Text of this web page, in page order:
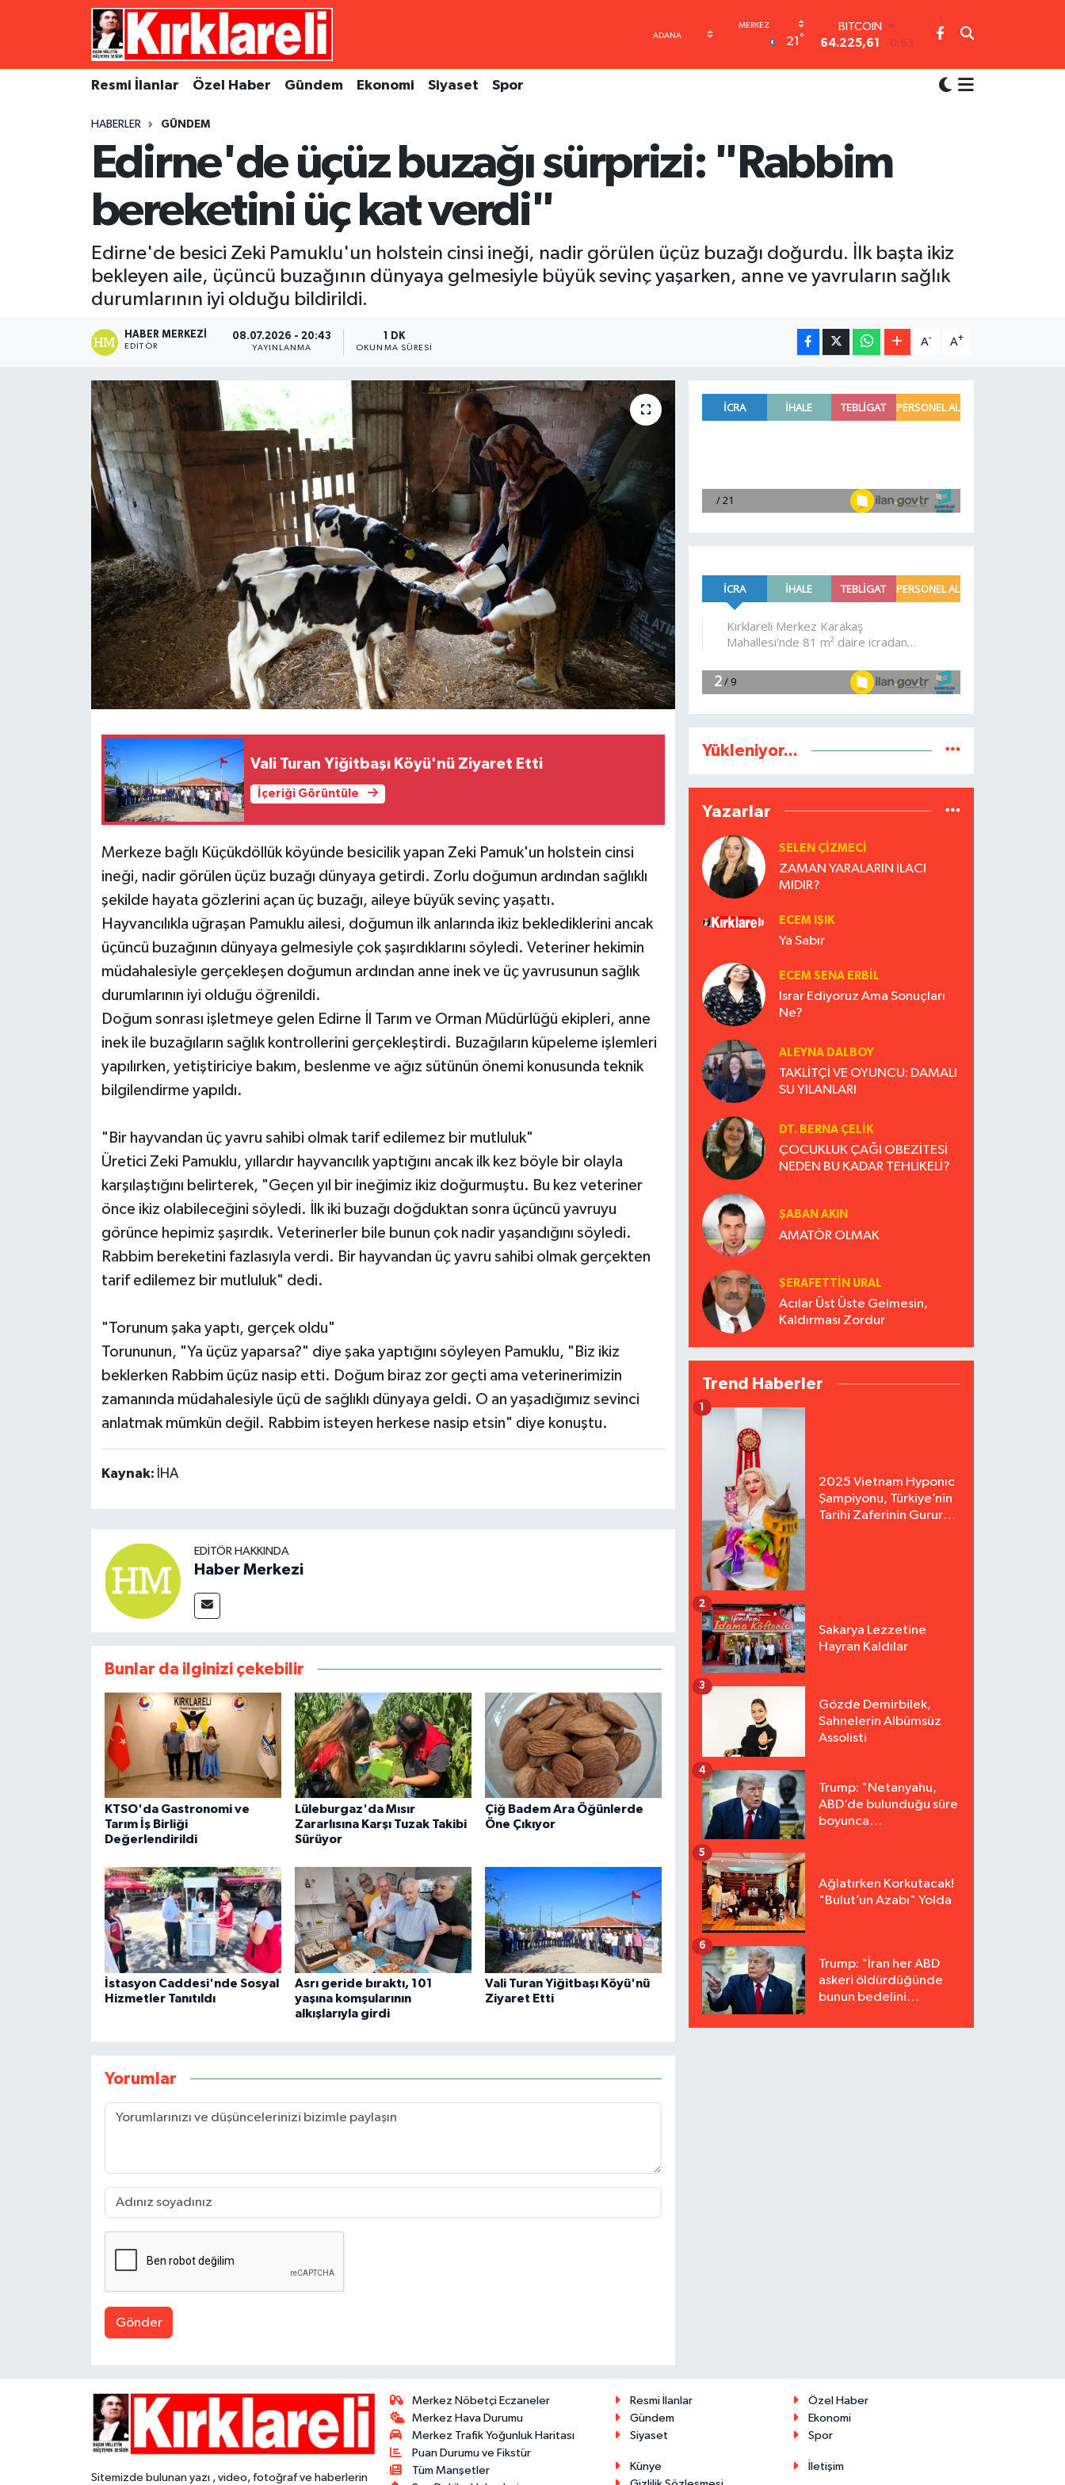
21 °
DOLAR
47,6704
0
EURO
6510.40
BİST100
Resmi İlanlar Özel Haber Gündem Ekonomi Siyaset Spor
HABERLER GÜNDEM
Edirne'de üçüz buzağı sürprizi: "Rabbim
bereketini üç kat verdi"
Edirne'de besici Zeki Pamuklu'un holstein cinsi ineği, nadir görülen üçüz buzağı doğurdu. İlk başta ikiz
bekleyen aile, üçüncü buzağının dünyaya gelmesiyle büyük sevinç yaşarken, anne ve yavruların sağlık
durumlarının iyi olduğu bildirildi.
HABER MERKEZI
EDITÖR
08.07.2026 - 20:43
YAYINLANMA
1 DK
OKUNMA SÜRESI
A- A+
Vali Turan Yiğitbaşı Köyü'nü Ziyaret Etti
İçeriği Görüntüle
Merkeze bağlı Küçükdöllük köyünde besicilik yapan Zeki Pamuk'un holstein cinsi
ineği, nadir görülen üçüz buzağı dünyaya getirdi. Zorlu doğumun ardından sağlıklı
şekilde hayata gözlerini açan üç buzağı, aileye büyük sevinç yaşattı.
Hayvancılıkla uğraşan Pamuklu ailesi, doğumun ilk anlarında ikiz beklediklerini ancak
üçüncü buzağının dünyaya gelmesiyle çok şaşırdıklarını söyledi. Veteriner hekimin
müdahalesiyle gerçekleşen doğumun ardından anne inek ve üç yavrusunun sağlık
durumlarının iyi olduğu öğrenildi.
Doğum sonrası işletmeye gelen Edirne İl Tarım ve Orman Müdürlüğü ekipleri, anne
inek ile buzağıların sağlık kontrollerini gerçekleştirdi. Buzağıların küpeleme işlemleri
yapılırken, yetiştiriciye bakım, beslenme ve ağız sütünün önemi konusunda teknik
bilgilendirme yapıldı.
"Bir hayvandan üç yavru sahibi olmak tarif edilemez bir mutluluk"
Üretici Zeki Pamuklu, yıllardır hayvancılık yaptığını ancak ilk kez böyle bir olayla
karşılaştığını belirterek, "Geçen yıl bir ineğimiz ikiz doğurmuştu. Bu kez veteriner
önce ikiz olabileceğini söyledi. İlk iki buzağı doğduktan sonra üçüncü yavruyu
görünce hepimiz şaşırdık. Veterinerler bile bunun çok nadir yaşandığını söyledi.
Rabbim bereketini fazlasıyla verdi. Bir hayvandan üç yavru sahibi olmak gerçekten
tarif edilemez bir mutluluk" dedi.
"Torunum şaka yaptı, gerçek oldu"
Torununun, "Ya üçüz yaparsa?" diye şaka yaptığını söyleyen Pamuklu, "Biz ikiz
beklerken Rabbim üçüz nasip etti. Doğum biraz zor geçti ama veterinerimizin
zamanında müdahalesiyle üçü de sağlıklı dünyaya geldi. O an yaşadığımız sevinci
anlatmak mümkün değil. Rabbim isteyen herkese nasip etsin" diye konuştu.
Kaynak: İHA
EDITÖR HAKKINDA
Haber Merkezi
Bunlar da ilginizi çekebilir
KTSO'da Gastronomi ve
Tarım İş Birliği
Değerlendirildi
Lüleburgaz'da Mısır
Zararlısına Karşı Tuzak Takibi
Sürüyor
Çiğ Badem Ara Öğünlerde
Öne Çıkıyor
İstasyon Caddesi'nde Sosyal
Hizmetler Tanıtıldı
Asrı geride bıraktı, 101
yaşına komşularının
alkışlarıyla girdi
Vali Turan Yiğitbaşı Köyü'nü
Ziyaret Etti
Yorumlar
Gönder
Yükleniyor...
Yazarlar
SELEN ÇİZMECİ
ZAMAN YARALARIN İLACI
MIDIR?
ECEM IŞIK
Ya Sabır
ECEM SENA ERBIL
Israr Ediyoruz Ama Sonuçları
Ne?
ALEYNA DALBOY
TAKLİTÇİ VE OYUNCU: DAMALI
SU YILANLARI
DT. BERNA ÇELIK
ÇOCUKLUK ÇAĞI OBEZİTESİ
NEDEN BU KADAR TEHLİKELİ?
ŞABAN AKIN
AMATÖR OLMAK
ŞERAFETTIN URAL
Acılar Üst Üste Gelmesin,
Kaldırması Zordur
Trend Haberler
2025 Vietnam Hyponıc
Şampiyonu, Türkiye’nin
Tarihi Zaferinin Gururu
1
Sakarya Lezzetine
Hayran Kaldılar
2
Gözde Demirbilek,
Sahnelerin Albümsüz
Assolisti
3
Trump: "Netanyahu,
ABD’de bulunduğu süre
boyunca
4
Ağlatırken Korkutacak!
"Bulut’un Azabı" Yolda
5
Trump: "İran her ABD
askeri öldürdüğünde
bunun bedelini
6
Sitemizde bulunan yazı , video, fotoğraf ve haberlerin
Merkez Nöbetçi Eczaneler
Merkez Hava Durumu
Merkez Trafik Yoğunluk Haritası
Puan Durumu ve Fikstür
Tüm Manşetler
Resmi İlanlar
Özel Haber
Gündem
Ekonomi
Siyaset
Spor
Künye
İletişim
Resmi İlanlar
Ekonomi
Kültür Sanat
Magazin
Gizlilik Sözleşmesi
Merkez Nöbetçi Eczaneler
Merkez Trafik Yoğunluk Haritası
Süper Lig Puan Durumu ve Fikstür
Tüm Manşetler
Son Dakika Haberleri
Haber Arşivi